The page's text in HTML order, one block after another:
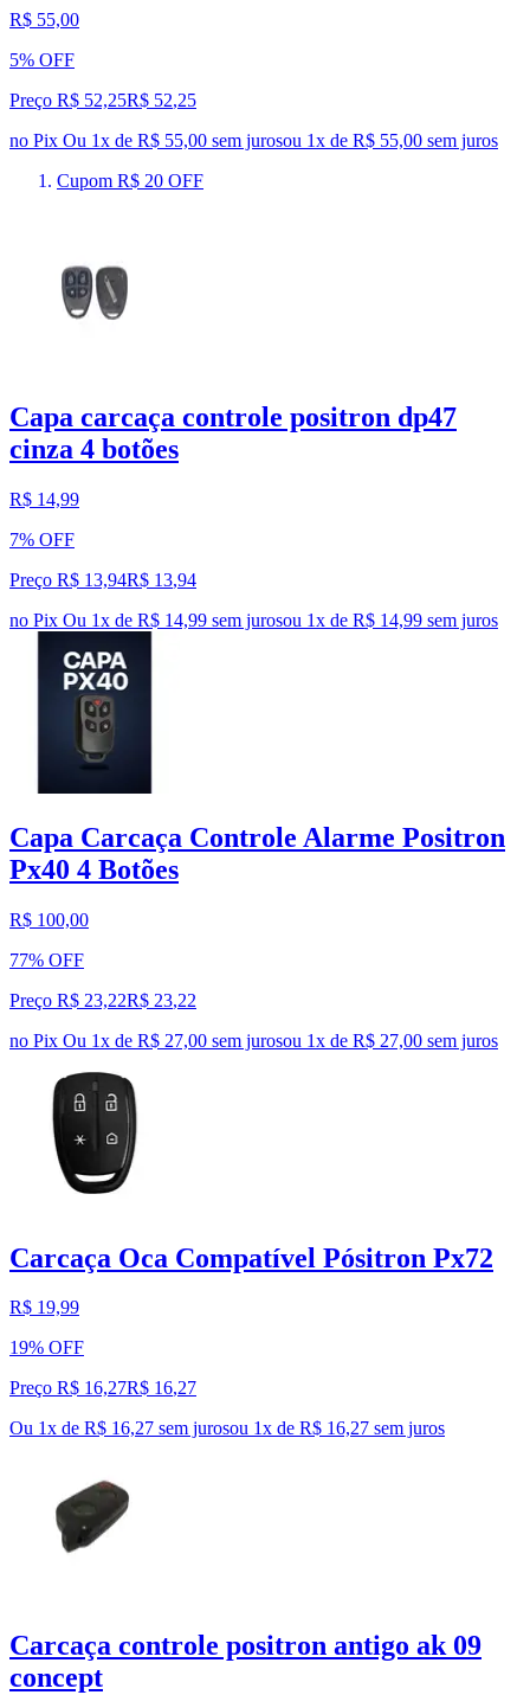
R$ 55,00
5% OFF
Preço R$ 52,25R$ 52,25
no Pix Ou 1x de R$ 55,00 sem jurosou 1x de R$ 55,00 sem juros
Cupom R$ 20 OFF
Capa carcaça controle positron dp47
cinza 4 botões
R$ 14,99
7% OFF
Preço R$ 13,94R$ 13,94
no Pix Ou 1x de R$ 14,99 sem jurosou 1x de R$ 14,99 sem juros
Capa Carcaça Controle Alarme Positron
Px40 4 Botões
R$ 100,00
77% OFF
Preço R$ 23,22R$ 23,22
no Pix Ou 1x de R$ 27,00 sem jurosou 1x de R$ 27,00 sem juros
Carcaça Oca Compatível Pósitron Px72
R$ 19,99
19% OFF
Preço R$ 16,27R$ 16,27
Ou 1x de R$ 16,27 sem jurosou 1x de R$ 16,27 sem juros
Carcaça controle positron antigo ak 09
concept